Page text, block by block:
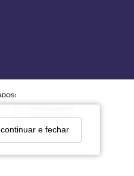
continuar e fechar